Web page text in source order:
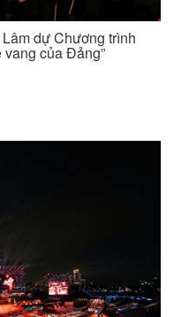
dự Chương trình
vang của Đảng”